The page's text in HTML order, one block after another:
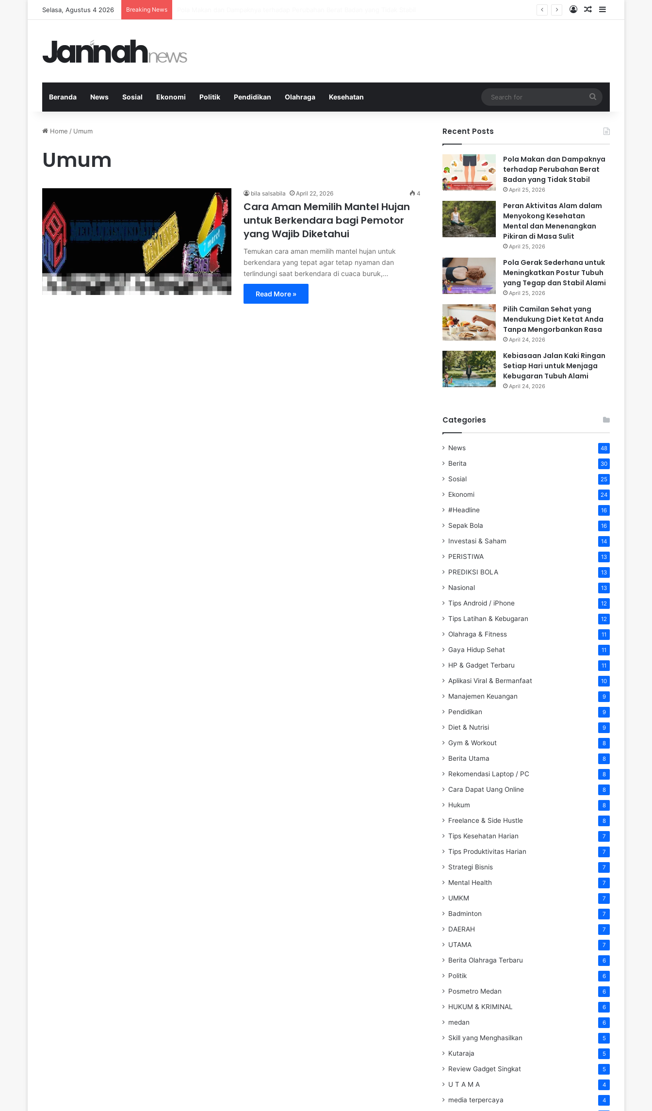
Selasa, Agustus 4 2026 Breaking News Log InRandom Article
Sidebar
Beranda News Sosial Ekonomi Politik Pendidikan Olahraga Kesehatan
for
Home / Umum
Umum
bila salsabila April 22, 2026 4
Cara Aman Memilih Mantel Hujan
untuk Berkendara bagi Pemotor
yang Wajib Diketahui
Temukan cara aman memilih mantel hujan untuk
berkendara yang tepat agar tetap nyaman dan
terlindungi saat berkendara di cuaca buruk,…
Read More »
Recent Posts
Pola Makan dan Dampaknya
terhadap Perubahan Berat
Badan yang Tidak Stabil
April 25, 2026
Peran Aktivitas Alam dalam
Menyokong Kesehatan
Mental dan Menenangkan
Pikiran di Masa Sulit
April 25, 2026
Pola Gerak Sederhana untuk
Meningkatkan Postur Tubuh
yang Tegap dan Stabil Alami
April 25, 2026
Pilih Camilan Sehat yang
Mendukung Diet Ketat Anda
Tanpa Mengorbankan Rasa
April 24, 2026
Kebiasaan Jalan Kaki Ringan
Setiap Hari untuk Menjaga
Kebugaran Tubuh Alami
April 24, 2026
Categories
News 48
Berita 30
Sosial 25
Ekonomi 24
#Headline 16
Sepak Bola 16
Investasi & Saham 14
PERISTIWA 13
PREDIKSI BOLA 13
Nasional 13
Tips Android / iPhone 12
Tips Latihan & Kebugaran 12
Olahraga & Fitness 11
Gaya Hidup Sehat 11
HP & Gadget Terbaru 11
Aplikasi Viral & Bermanfaat 10
Manajemen Keuangan 9
Pendidikan 9
Diet & Nutrisi 9
Gym & Workout 8
Berita Utama 8
Rekomendasi Laptop / PC 8
Cara Dapat Uang Online 8
Hukum 8
Freelance & Side Hustle 8
Tips Kesehatan Harian 7
Tips Produktivitas Harian 7
Strategi Bisnis 7
Mental Health 7
UMKM 7
Badminton 7
DAERAH 7
UTAMA 7
Berita Olahraga Terbaru 6
Politik 6
Posmetro Medan 6
HUKUM & KRIMINAL 6
medan 6
Skill yang Menghasilkan 5
Kutaraja 5
Review Gadget Singkat 5
U T A M A 4
media terpercaya 4